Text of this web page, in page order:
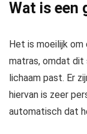
Wat is een
Het is moeilijk
matras, omdat
lichaam past. Er
hiervan is zeer
automatisch dat